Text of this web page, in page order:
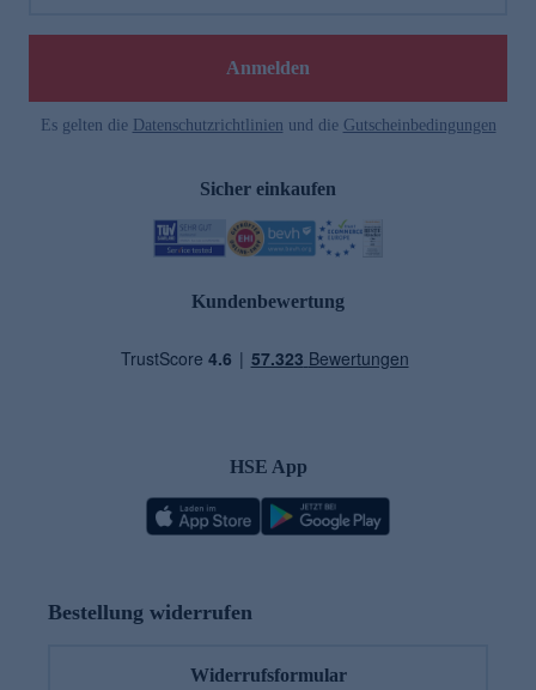
Anmelden
Es gelten die Datenschutzrichtlinien und die Gutscheinbedingungen
Sicher einkaufen
Kundenbewertung
HSE App
Bestellung widerrufen
Widerrufsformular